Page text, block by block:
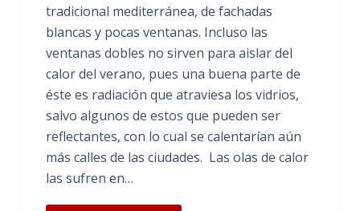
tradicional mediterránea, de fachadas
blancas y pocas ventanas. Incluso las
ventanas dobles no sirven para aislar del
calor del verano, pues una buena parte de
éste es radiación que atraviesa los vidrios,
salvo algunos de estos que pueden ser
reflectantes, con lo cual se calentarían aún
más calles de las ciudades. Las olas de calor
las sufren en…